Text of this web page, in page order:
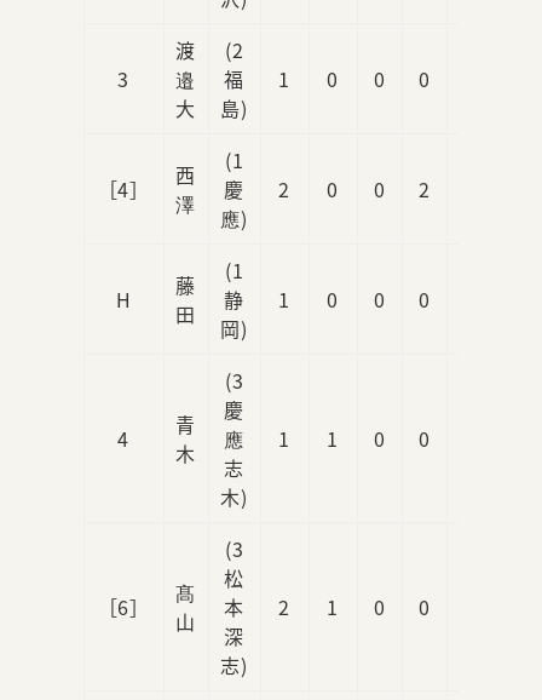
3
渡
邉
大
(2
福
島)
1 0 0 0
［4］
西
澤
(1
慶
應)
2 0 0 2
H
藤
田
(1
静
岡)
1 0 0 0
4
青
木
(3
慶
應
志
木)
1 1 0 0
［6］
髙
山
(3
松
本
深
志)
2 1 0 0